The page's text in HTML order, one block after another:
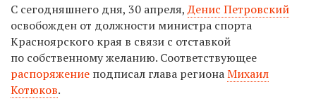
С сегодняшнего дня, 30 апреля,Денис Петровский
освобожден от должности министра спорта
Красноярского края в связи с отставкой
по собственному желанию. Соответствующее
распоряжение подписал глава регионаМихаил
Котюков.